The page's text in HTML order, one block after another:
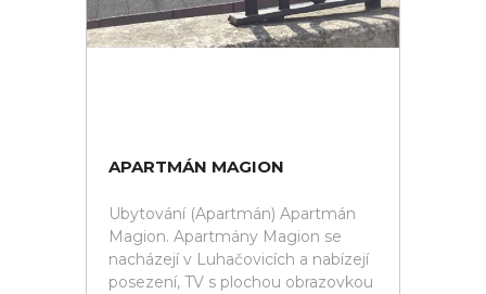
APARTMÁN MAGION
Ubytování (Apartmán) Apartmán
Magion. Apartmány Magion se
nacházejí v Luhačovicích a nabízejí
posezení, TV s plochou obrazovkou